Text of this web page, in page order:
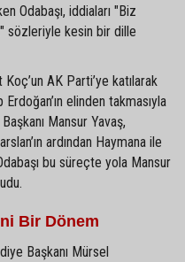
Odabaşı, iddiaları "Biz
sözleriyle kesin bir dille
AK Parti’ye katılarak
elinden takmasıyla
Mansur Yavaş,
ardından Haymana ile
bu süreçte yola Mansur
Bir Dönem
Başkanı Mürsel